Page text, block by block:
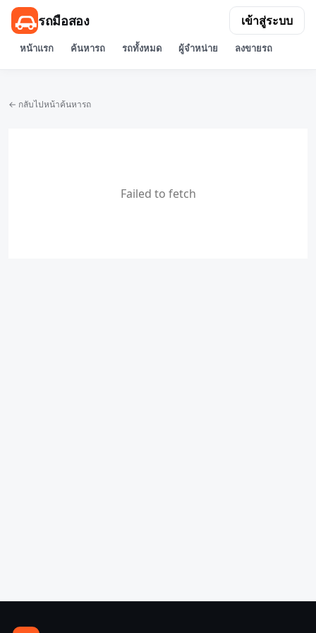
รถมือสอง
หน้าแรก ค้นหารถ รถทั้งหมด ผู้จำหน่าย ลงขายรถ
เข้าสู่ระบบ
← กลับไปหน้าค้นหารถ
Failed to fetch